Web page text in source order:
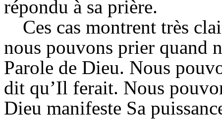
répondu à sa prière.
Ces cas montrent très
nous pouvons prier quand
Parole de Dieu. Nous
dit qu’Il ferait. Nous
Dieu manifeste Sa